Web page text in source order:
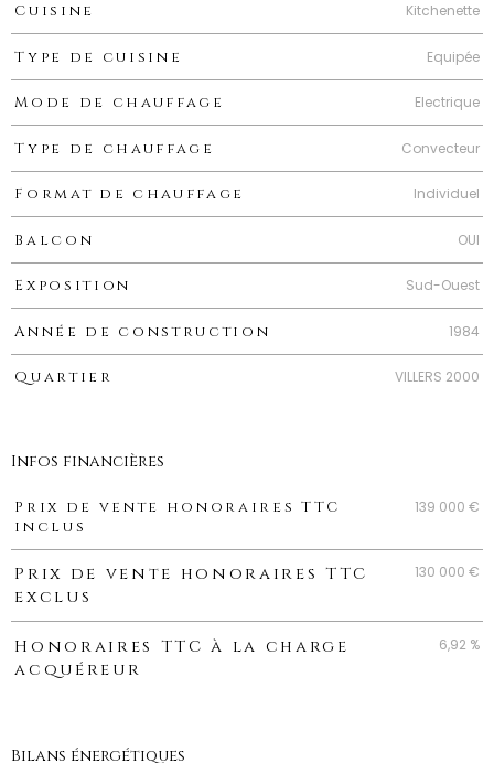
Cuisine Kitchenette
Type de cuisine Equipée
Mode de chauffage Electrique
Type de chauffage Convecteur
Format de chauffage Individuel
Balcon OUI
Exposition Sud-Ouest
Année de construction 1984
Quartier VILLERS 2000
Infos financières
Caractéristiques Valeurs
Prix de vente honoraires TTC
inclus
139 000 €
Prix de vente honoraires TTC
exclus
130 000 €
Honoraires TTC à la charge
acquéreur
6,92 %
Bilans énergétiques